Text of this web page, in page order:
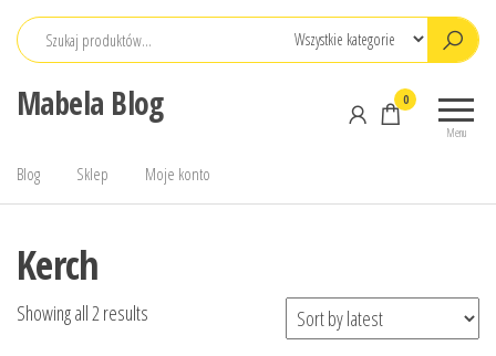
Przejdź
Mabela Blog
Menu
0
Blog Sklep Moje konto
Kerch
Showing all 2 results